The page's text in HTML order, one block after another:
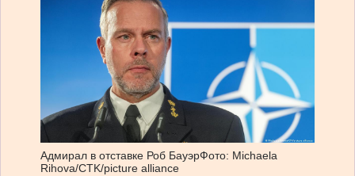
Адмирал в отставке Роб БауэрФото: Michaela
Rihova/CTK/picture alliance